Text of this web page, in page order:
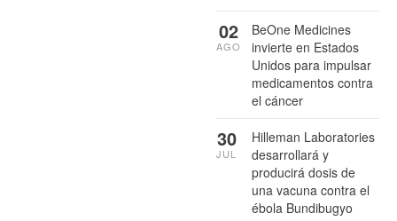
BeOne Medicines
invierte en Estados
Unidos para impulsar
medicamentos contra
el cáncer
02
AGO
Hilleman Laboratories
desarrollará y
producirá dosis de
una vacuna contra el
ébola Bundibugyo
30
JUL